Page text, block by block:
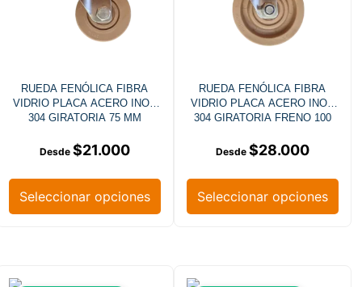
RUEDA FENÓLICA FIBRA
VIDRIO PLACA ACERO INOX
304 GIRATORIA 75 MM
$21.000
Seleccionar opciones
RUEDA FENÓLICA FIBRA
VIDRIO PLACA ACERO INOX
304 GIRATORIA FRENO 100
$28.000
Seleccionar opciones